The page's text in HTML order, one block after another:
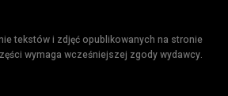
tekstów i zdjęć opublikowanych na stronie
wymaga wcześniejszej zgody wydawcy.